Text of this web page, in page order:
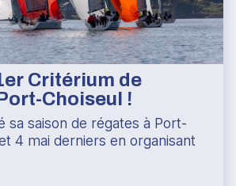
Critérium de
Choiseul !
sa saison de régates à Port-
4 mai derniers en organisant